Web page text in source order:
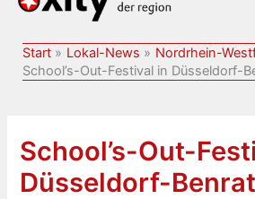
Start Lokal-News Nordrhein-
School’s-Out-Festival in Düsseldorf-
School’s-Out-
Düsseldorf-